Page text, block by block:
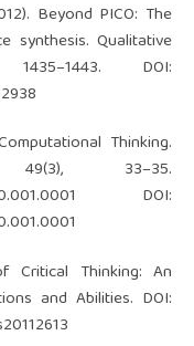
Beyond PICO: The
synthesis. Qualitative
DOI:
Thinking.
49(3), 33–35.
DOI:
Critical Thinking: An
and Abilities. DOI: